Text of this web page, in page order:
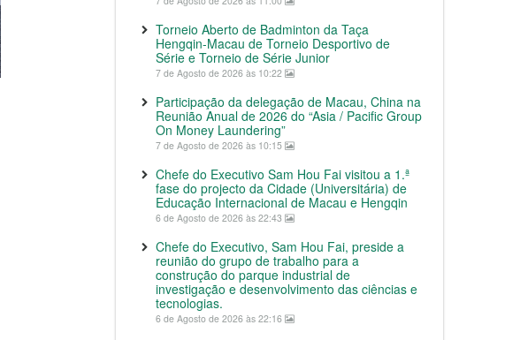
Torneio Aberto de Badminton da Taça
Hengqin-Macau de Torneio Desportivo de
Série e Torneio de Série Junior
7 de Agosto de 2026 às 10:22
Participação da delegação de Macau, China na
Reunião Anual de 2026 do “Asia / Pacific Group
On Money Laundering”
7 de Agosto de 2026 às 10:15
Chefe do Executivo Sam Hou Fai visitou a 1.ª
fase do projecto da Cidade (Universitária) de
Educação Internacional de Macau e Hengqin
6 de Agosto de 2026 às 22:43
Chefe do Executivo, Sam Hou Fai, preside a
reunião do grupo de trabalho para a
construção do parque industrial de
investigação e desenvolvimento das ciências e
tecnologias.
6 de Agosto de 2026 às 22:16